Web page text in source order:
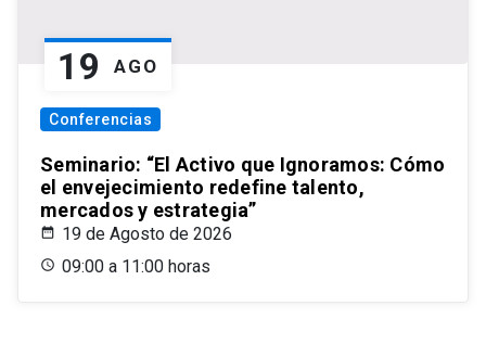
19 AGO
Conferencias
Seminario: “El Activo que Ignoramos: Cómo
el envejecimiento redefine talento,
mercados y estrategia”
19 de Agosto de 2026
09:00 a 11:00 horas